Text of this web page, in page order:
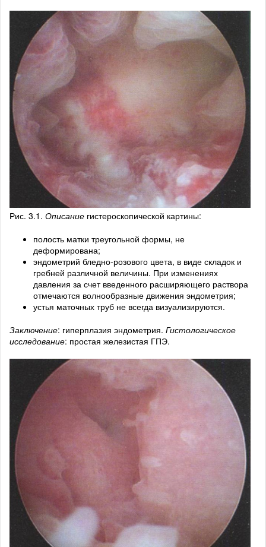
Рис. 3.1. Описание гистероскопической картины:
полость матки треугольной формы, не
деформирована;
эндометрий бледно-розового цвета, в виде складок и
гребней различной величины. При изменениях
давления за счет введенного расширяющего раствора
отмечаются волнообразные движения эндометрия;
устья маточных труб не всегда визуализируются.
Заключение: гиперплазия эндометрия. Гистологическое
исследование: простая железистая ГПЭ.